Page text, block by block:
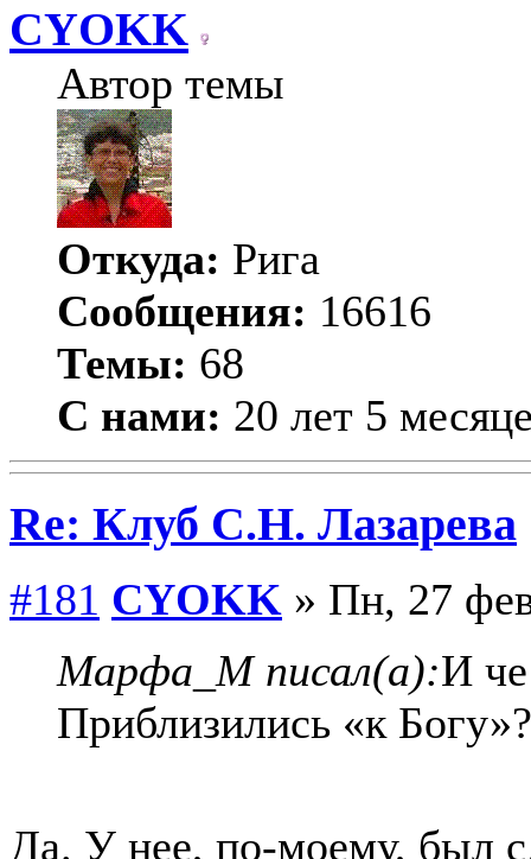
CYOKK
Автор темы
Откуда: Рига
Сообщения: 16616
Темы: 68
С нами: 20 лет 5
Re: Клуб С.Н. Лазарева
#181 CYOKK » Пн, 27
Марфа_М писал(а):И
Приблизились «к Богу»?
Да. У нее, по-моему, был